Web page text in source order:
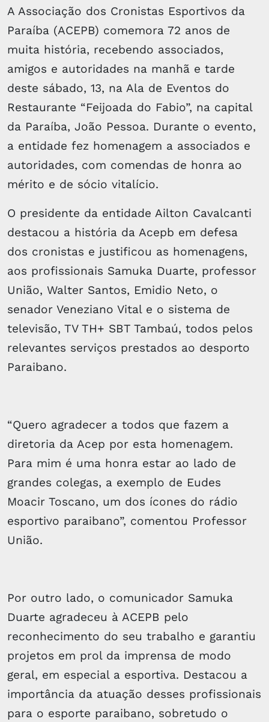
A Associação dos Cronistas Esportivos da
Paraíba (ACEPB) comemora 72 anos de
muita história, recebendo associados,
amigos e autoridades na manhã e tarde
deste sábado, 13, na Ala de Eventos do
Restaurante “Feijoada do Fabio”, na capital
da Paraíba, João Pessoa. Durante o evento,
a entidade fez homenagem a associados e
autoridades, com comendas de honra ao
mérito e de sócio vitalício.
O presidente da entidade Ailton Cavalcanti
destacou a história da Acepb em defesa
dos cronistas e justificou as homenagens,
aos profissionais Samuka Duarte, professor
União, Walter Santos, Emidio Neto, o
senador Veneziano Vital e o sistema de
televisão, TV TH+ SBT Tambaú, todos pelos
relevantes serviços prestados ao desporto
Paraibano.
“Quero agradecer a todos que fazem a
diretoria da Acep por esta homenagem.
Para mim é uma honra estar ao lado de
grandes colegas, a exemplo de Eudes
Moacir Toscano, um dos ícones do rádio
esportivo paraibano”, comentou Professor
União.
Por outro lado, o comunicador Samuka
Duarte agradeceu à ACEPB pelo
reconhecimento do seu trabalho e garantiu
projetos em prol da imprensa de modo
geral, em especial a esportiva. Destacou a
importância da atuação desses profissionais
para o esporte paraibano, sobretudo o